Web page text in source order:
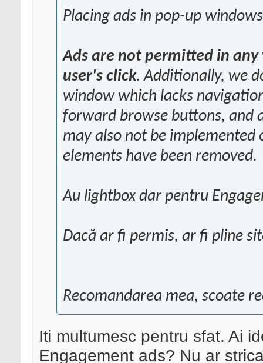
Placing ads in pop-up windows
Ads are not permitted in
user's click. Additionally, we
window which lacks
forward browse buttons, and
may also not be
elements have been removed.
Au lightbox dar pentru
Dacă ar fi permis, ar fi pline
Recomandarea mea, scoate
Iti multumesc pentru sfat. Ai
Engagement ads? Nu ar